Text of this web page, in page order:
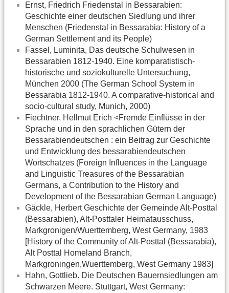
Ernst, Friedrich Friedenstal in Bessarabien:
Geschichte einer deutschen Siedlung und ihrer
Menschen (Friedenstal in Bessarabia: History of a
German Settlement and its People)
Fassel, Luminita, Das deutsche Schulwesen in
Bessarabien 1812-1940. Eine komparatistisch-
historische und soziokulturelle Untersuchung,
München 2000 (The German School System in
Bessarabia 1812-1940. A comparative-historical and
socio-cultural study, Munich, 2000)
Fiechtner, Hellmut Erich <Fremde Einflüsse in der
Sprache und in den sprachlichen Gütern der
Bessarabiendeutschen : ein Beitrag zur Geschichte
und Entwicklung des bessarabiendeutschen
Wortschatzes (Foreign Influences in the Language
and Linguistic Treasures of the Bessarabian
Germans, a Contribution to the History and
Development of the Bessarabian German Language)
Gäckle, Herbert Geschichte der Gemeinde Alt-Posttal
(Bessarabien), Alt-Posttaler Heimatausschuss,
Markgronigen/Wuerttemberg, West Germany, 1983
[History of the Community of Alt-Posttal (Bessarabia),
Alt Posttal Homeland Branch,
Markgroningen,Wuerttemberg, West Germany 1983]
Hahn, Gottlieb. Die Deutschen Bauernsiedlungen am
Schwarzen Meere. Stuttgart, West Germany: